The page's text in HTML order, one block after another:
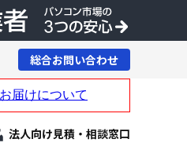
法人向け見積・相談窓口
総合お問い合わせ